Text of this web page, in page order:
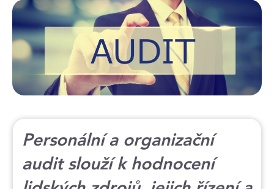
Personální a organizační
audit slouží k hodnocení